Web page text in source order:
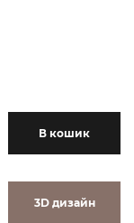
В кошик
3D дизайн